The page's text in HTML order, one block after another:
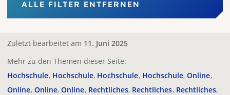
ALLE FILTER ENTFERNEN
Zuletzt bearbeitet am 11. Juni 2025
Mehr zu den Themen dieser Seite:
Hochschule Hochschule Hochschule Hochschule Online
Online Online Online Rechtliches Rechtliches Rechtliches